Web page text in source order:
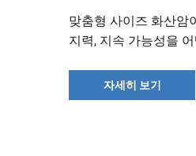
맞춤형 사이즈 화산암
지력, 지속 가능성을
자세히 보기